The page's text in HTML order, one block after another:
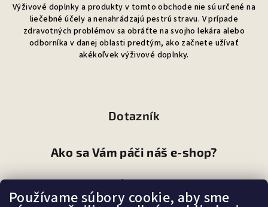
Používame súbory cookie, aby sme
Výživové doplnky a produkty v tomto obchode nie sú určené na
liečebné účely a nenahrádzajú pestrú stravu. V prípade
zdravotných problémov sa obráťte na svojho lekára alebo
odborníka v danej oblasti predtým, ako začnete užívať
akékoľvek výživové doplnky.
Dotazník
Ako sa Vám páči náš e-shop?
Veľmi pekný
(87%)